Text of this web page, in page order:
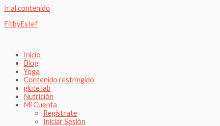
Ir al contenido
FitbyEstef
Inicio
Blog
Yoga
Contenido restringido
glute lab
Nutrición
Mi Cuenta
Regístrate
Iniciar Sesión